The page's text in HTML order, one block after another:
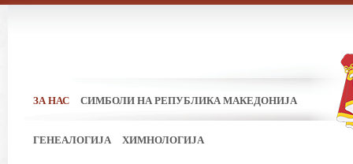
ЗА НАС СИМБОЛИ НА РЕПУБЛИКА МАКЕДОНИЈА
ГЕНЕАЛОГИЈА ХИМНОЛОГИЈА